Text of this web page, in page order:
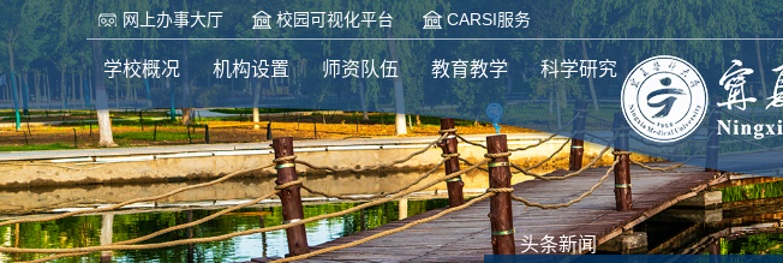
网上办事大厅 校园可视化平台 CARSI服务
学校概况 机构设置 师资队伍 教育教学 科学研究
头条新闻